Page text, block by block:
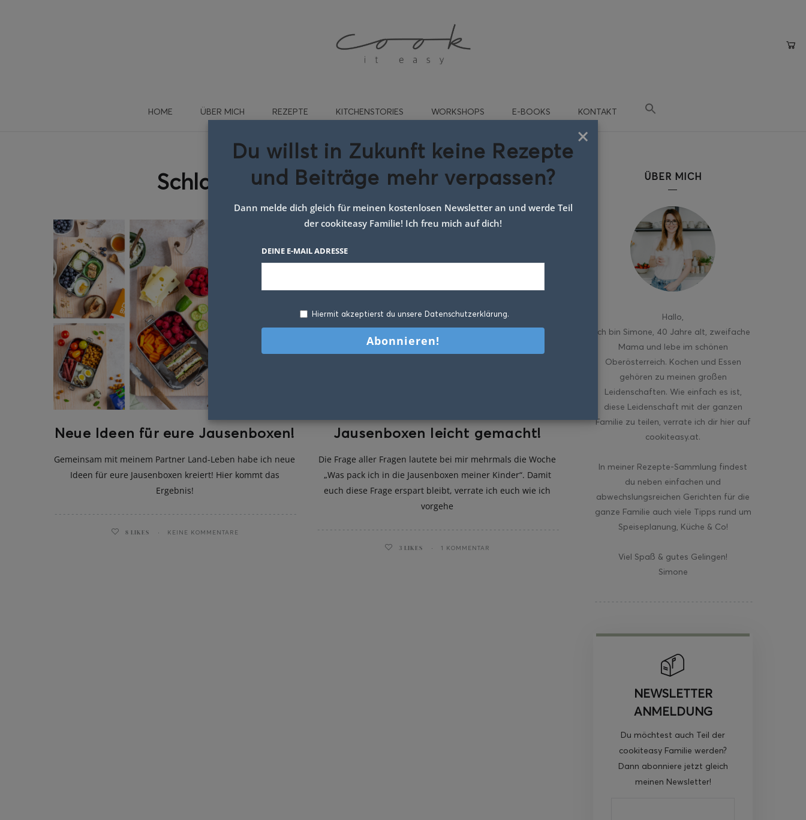
HOME ÜBER MICH REZEPTE KITCHENSTORIES WORKSHOPS E-BOOKS KONTAKT
Schlagwort:Kinder bento box
Neue Ideen für eure Jausenboxen!
Gemeinsam mit meinem Partner Land-Leben habe ich neue
Ideen für eure Jausenboxen kreiert! Hier kommt das
Ergebnis!
8 LIKES KEINE KOMMENTARE
Jausenboxen leicht gemacht!
Die Frage aller Fragen lautete bei mir mehrmals die Woche
„Was pack ich in die Jausenboxen meiner Kinder“. Damit
euch diese Frage erspart bleibt, verrate ich euch wie ich
vorgehe
3 LIKES 1 KOMMENTAR
ÜBER MICH
Hallo
ich bin Simone, 40 Jahre alt, zweifache
Mama und lebe im schönen
Oberösterreich. Kochen und Essen
gehören zu meinen großen
Leidenschaften. Wie einfach es ist,
diese Leidenschaft mit der ganzen
Familie zu teilen, verrate ich dir hier auf
cookiteasy.at.
In meiner Rezepte-Sammlung findest
du neben einfachen und
abwechslungsreichen Gerichten für die
ganze Familie auch viele Tipps rund um
Speiseplanung, Küche & Co!
Viel Spaß & gutes Gelingen!
Simone
NEWSLETTER
ANMELDUNG
Du möchtest auch Teil der
cookiteasy Familie werden?
Dann abonniere jetzt gleich
meinen Newsletter!
×
Du willst in Zukunft keine Rezepte
und Beiträge mehr verpassen?
Dann melde dich gleich für meinen kostenlosen Newsletter an und werde Teil
der cookiteasy Familie! Ich freu mich auf dich!
DEINE E-MAIL ADRESSE
Hiermit akzeptierst du unsere Datenschutzerklärung.